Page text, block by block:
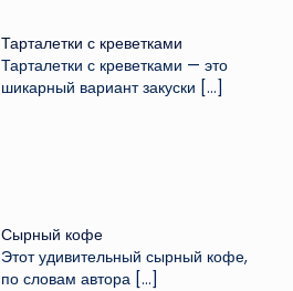
Тарталетки с креветками
Тарталетки с креветками — это
шикарный вариант закуски […]
Сырный кофе
Этот удивительный сырный кофе,
по словам автора […]